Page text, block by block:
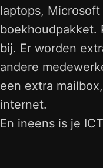
laptops,
boekhoudpakket.
bij. Er worden
andere
een extra
internet.
En ineens is je